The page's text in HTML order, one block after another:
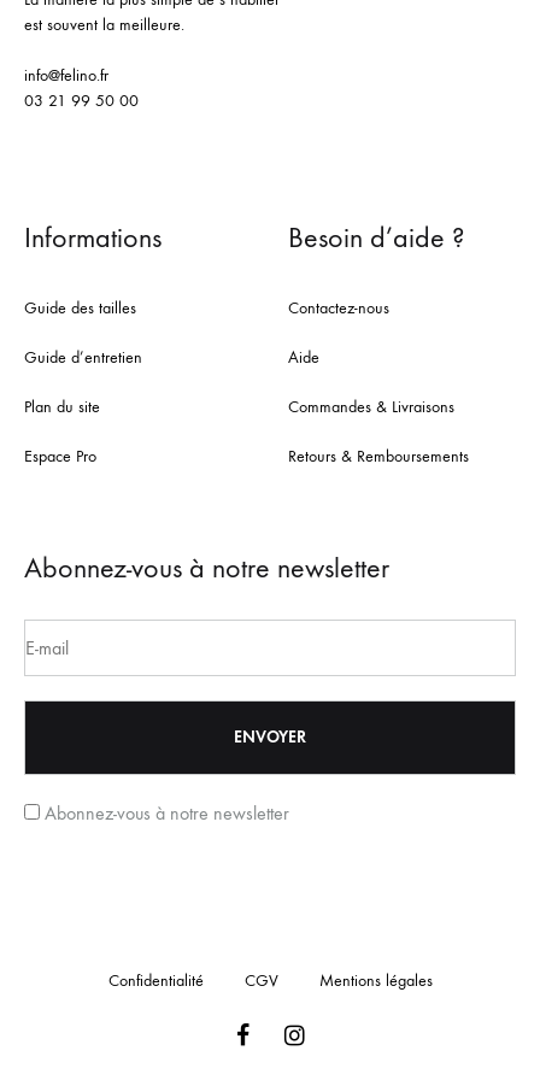
est souvent la meilleure.
info@felino.fr
03 21 99 50 00
Informations
Guide des tailles
Guide d’entretien
Plan du site
Espace Pro
Besoin d’aide ?
Contactez-nous
Aide
Commandes & Livraisons
Retours & Remboursements
Abonnez-vous à notre newsletter
Abonnez-vous à notre newsletter
Confidentialité CGV Mentions légales
FacebookInstagram